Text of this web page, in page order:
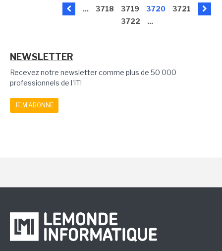
... 3718 3719 3720
3721
3722
...
NEWSLETTER
Recevez notre newsletter comme plus de 50 000
professionnels de l'IT!
JE M'ABONNE